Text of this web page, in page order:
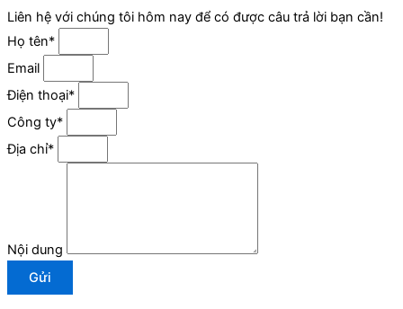
Liên hệ với chúng tôi hôm nay để có được câu trả lời bạn cần!
Họ tên*
Email
Điện thoại*
Công ty*
Địa chỉ*
Nội dung
Gửi